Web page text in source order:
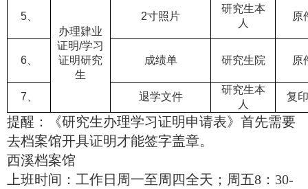
5、
办理肄业
证明/学习
证明研究
生
2寸照片
研究生本
人
原
6、 成绩单 研究生院 原
7 退学文件
研究生本
人
复
提醒：《研究生办理学习证明申请表》首先需要
去档案馆开具证明才能签字盖章。
西溪档案馆
上班时间：工作日周一至周四全天；周五8 ： 30-